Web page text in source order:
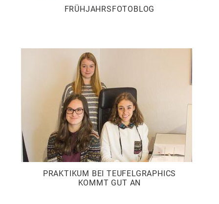
FRÜHJAHRSFOTOBLOG
PRAKTIKUM BEI TEUFELGRAPHICS
KOMMT GUT AN